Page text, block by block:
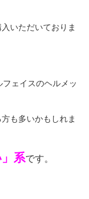
いただいておりま
ェイスのヘルメッ
も多いかもしれま
」系です。